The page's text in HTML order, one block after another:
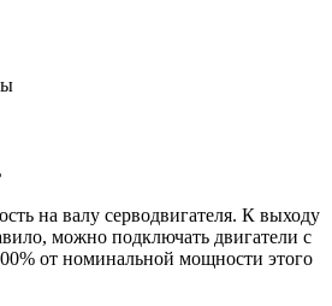
на валу серводвигателя. К выходу
можно подключать двигатели с
от номинальной мощности этого